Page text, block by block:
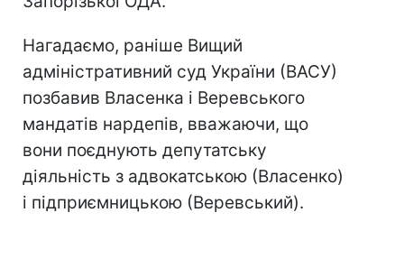
Нагадаємо, раніше Вищий
адміністративний суд України (ВАСУ)
позбавив Власенка і Веревського
мандатів нардепів, вважаючи, що
вони поєднують депутатську
діяльність з адвокатською (Власенко)
і підприємницькою (Веревський).